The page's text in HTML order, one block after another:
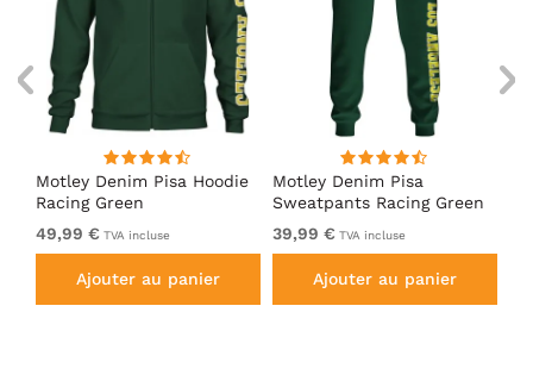
Motley Denim Pisa Hoodie
Racing Green
49,99 € TVA incluse
Ajouter au panier
Motley Denim Pisa
Sweatpants Racing Green
39,99 € TVA incluse
Ajouter au panier